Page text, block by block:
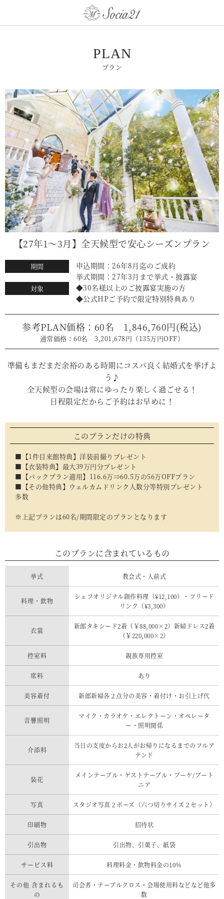
PLAN
プラン
【27年1～3月】全天候型で安心シーズンプラン
期間
申込期間：26年8月迄のご成約
挙式期間：27年3月まで挙式・披露宴
対象
◆30名様以上のご披露宴実施の方
◆公式HPご予約で限定特別特典あり
参考PLAN価格：60名 1,846,760円(税込)
通常価格：60名 3,201,678円（135万円OFF）
準備もまだまだ余裕のある時期にコスパ良く結婚式を挙げよ
う♪
全天候型の会場は常にゆったり楽しく過ごせる！
日程限定だからご予約はお早めに！
このプランだけの特典
■【1件目来館特典】洋装前撮りプレゼント
■【衣装特典】最大39万円分プレゼント
■【パックプラン適用】116.6万⇒60.5万の56万OFFプラン
■【その他特典】ウェルカムドリンク人数分等特別プレゼント
多数
※上記プランは60名/期間限定のプランとなります
このプランに含まれているもの
挙式 教会式・人前式
料理・飲物
シェフオリジナル創作料理（¥12,100）・フリード
リンク（¥3,300）
衣裳
新郎タキシード2着（￥88,000×2）新婦ドレス2着
（￥220,000×2）
控室料 親族専用控室
席料 あり
美容着付 新郎新婦各２点分の美容・着付け・お引上げ代
音響照明
マイク・カラオケ・エレクトーン・オペレータ
ー・照明関係
介添料
当日の支度からお2人がお帰りになるまでのフルア
テンド
装花
メインテーブル・ゲストテーブル・ブーケ/ブート
ニア
写真 スタジオ写真２ポーズ（六つ切りサイズ２セット）
印刷物 招待状
引出物 引出物、引菓子、紙袋
サービス料 料理料金・飲物料金の10％
その他 含まれるも
の
司会者・テーブルクロス・会場使用料などなど他多
数